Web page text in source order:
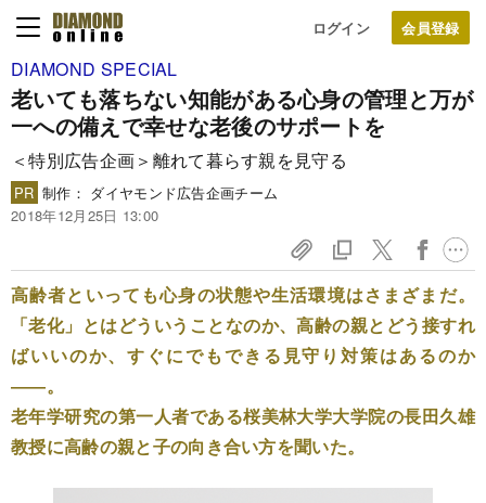
ログイン
DIAMOND SPECIAL
老いても落ちない知能がある心身の管理と万が
一への備えで幸せな老後のサポートを
＜特別広告企画＞離れて暮らす親を見守る
PR 制作： ダイヤモンド広告企画チーム
2018年12月25日 13:00
高齢者といっても心身の状態や生活環境はさまざまだ。
「老化」とはどういうことなのか、高齢の親とどう接すれ
ばいいのか、すぐにでもできる見守り対策はあるのか
――。
老年学研究の第一人者である桜美林大学大学院の長田久雄
教授に高齢の親と子の向き合い方を聞いた。